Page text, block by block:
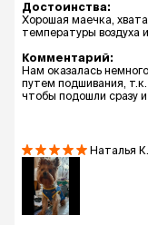
Достоинства:
Хорошая маечка,
температуры воздуха
Комментарий:
Нам оказалась
путем подшивания,
чтобы подошли сразу и
Наталья К.